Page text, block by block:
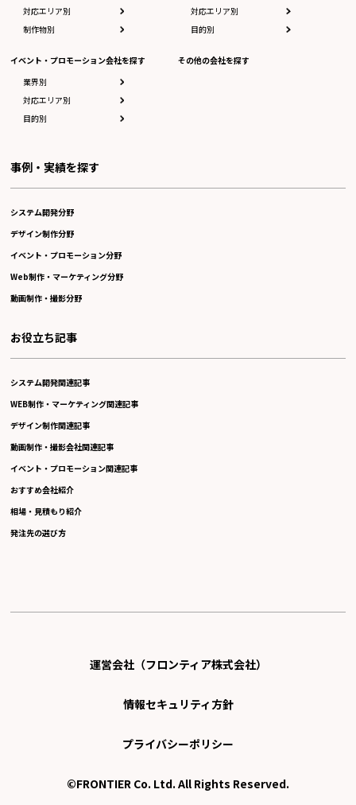
対応エリア別
制作物別
イベント・プロモーション会社を探す
業界別
対応エリア別
目的別
対応エリア別
目的別
その他の会社を探す
事例・実績を探す
システム開発分野
デザイン制作分野
イベント・プロモーション分野
Web制作・マーケティング分野
動画制作・撮影分野
お役立ち記事
システム開発関連記事
WEB制作・マーケティング関連記事
デザイン制作関連記事
動画制作・撮影会社関連記事
イベント・プロモーション関連記事
おすすめ会社紹介
相場・見積もり紹介
発注先の選び方
運営会社（フロンティア株式会社）
情報セキュリティ方針
プライバシーポリシー
©FRONTIER Co. Ltd. All Rights Reserved.